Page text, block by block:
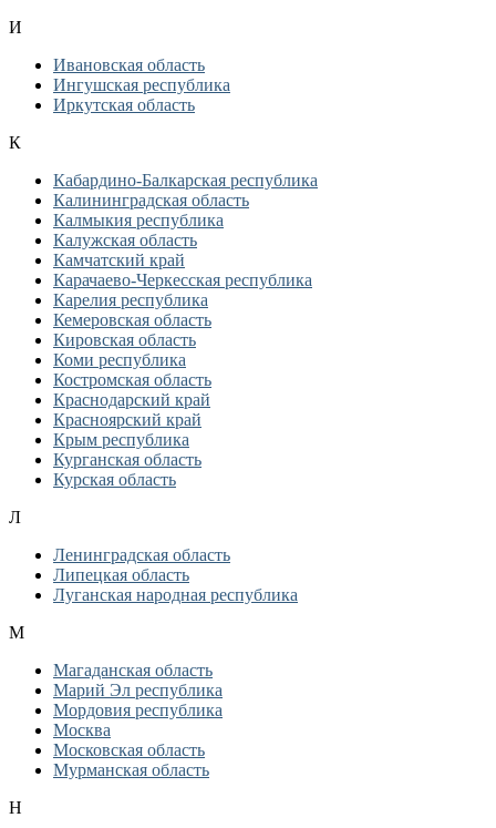
И
Ивановская область
Ингушская республика
Иркутская область
К
Кабардино-Балкарская республика
Калининградская область
Калмыкия республика
Калужская область
Камчатский край
Карачаево-Черкесская республика
Карелия республика
Кемеровская область
Кировская область
Коми республика
Костромская область
Краснодарский край
Красноярский край
Крым республика
Курганская область
Курская область
Л
Ленинградская область
Липецкая область
Луганская народная республика
М
Магаданская область
Марий Эл республика
Мордовия республика
Москва
Московская область
Мурманская область
Н